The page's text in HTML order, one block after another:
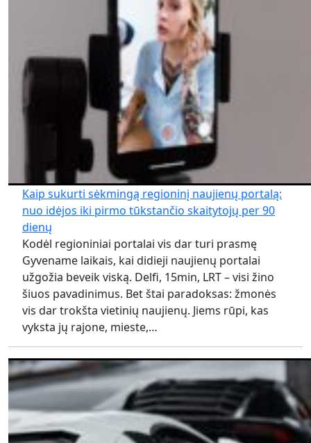
Kaip sukurti sėkmingą regioninį naujienų portalą:
nuo idėjos iki pirmo tūkstančio skaitytojų per 90
dienų
Kodėl regioniniai portalai vis dar turi prasmę
Gyvename laikais, kai didieji naujienų portalai
užgožia beveik viską. Delfi, 15min, LRT – visi žino
šiuos pavadinimus. Bet štai paradoksas: žmonės
vis dar trokšta vietinių naujienų. Jiems rūpi, kas
vyksta jų rajone, mieste,…